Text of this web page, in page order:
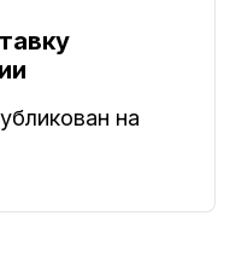
на